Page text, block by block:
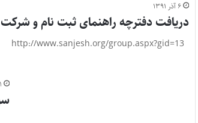
۶ آذر ۱۳۹۱
دریافت دفترچه راهنمای ثبت نام و شرکت
۱ آذر ۱۳۹۱